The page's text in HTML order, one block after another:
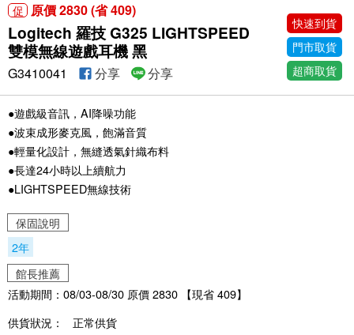
促 原價 2830 (省 409)
Logitech 羅技 G325 LIGHTSPEED
雙模無線遊戲耳機 黑
快速到貨
門市取貨
超商取貨
G3410041 分享 分享
●遊戲級音訊，AI降噪功能
●波束成形麥克風，飽滿音質
●輕量化設計，無縫透氣針織布料
●長達24小時以上續航力
●LIGHTSPEED無線技術
保固說明
2年
館長推薦
活動期間：08/03-08/30 原價 2830 【現省 409】
供貨狀況：
正常供貨